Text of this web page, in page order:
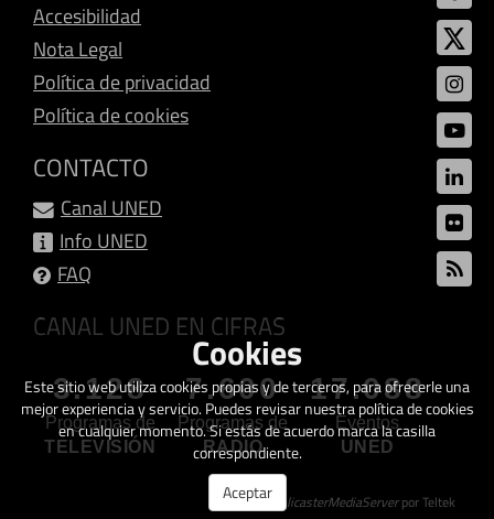
Accesibilidad
Nota Legal
Política de privacidad
Política de cookies
CONTACTO
Canal UNED
Info UNED
FAQ
CANAL UNED EN CIFRAS
3.128
Programas de
TELEVISIÓN
7.600
Programas de
RADIO
17.088
Eventos
UNED
Creado con GalicasterMediaServerpor Teltek
Cookies
Este sitio web utiliza cookies propias y de terceros, para ofrecerle una
mejor experiencia y servicio. Puedes revisar nuestra política de cookies
en cualquier momento. Si estás de acuerdo marca la casilla
correspondiente.
Aceptar